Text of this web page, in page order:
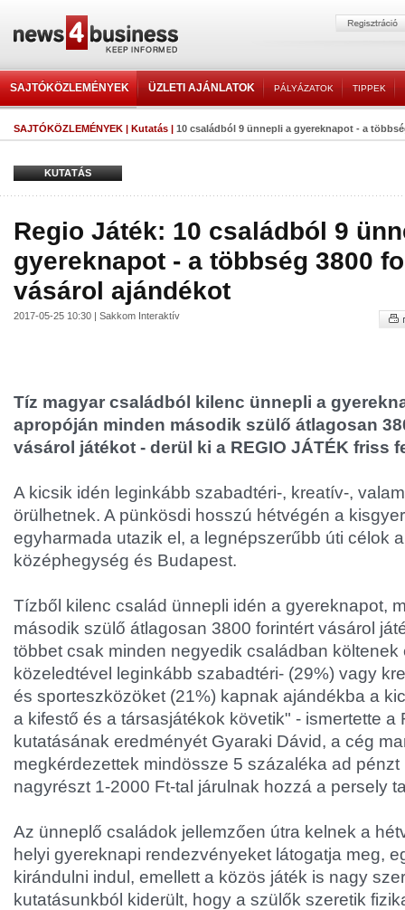
SAJTÓKÖZLEMÉNYEK ÜZLETI AJÁNLATOK PÁLYÁZATOK TIPPEK
SAJTÓKÖZLEMÉNYEK | Kutatás | 10 családból 9 ünnepli a gyereknapot - a
KUTATÁS
Regio Játék: 10 családból 9
gyereknapot - a többség 3800
vásárol ajándékot
2017-05-25 10:30 | Sakkom Interaktív
Tíz magyar családból kilenc ünnepli a
apropóján minden második szülő átlagosan
vásárol játékot - derül ki a REGIO JÁTÉK friss
A kicsik idén leginkább szabadtéri-, kreatív-,
örülhetnek. A pünkösdi hosszú hétvégén a
egyharmada utazik el, a legnépszerűbb úti célok
középhegység és Budapest.
Tízből kilenc család ünnepli idén a gyereknapot,
második szülő átlagosan 3800 forintért vásárol
többet csak minden negyedik családban költenek
közeledtével leginkább szabadtéri- (29%) vagy
és sporteszközöket (21%) kapnak ajándékba a
a kifestő és a társasjátékok követik" - ismertette a
kutatásának eredményét Gyaraki Dávid, a cég
megkérdezettek mindössze 5 százaléka ad
nagyrészt 1-2000 Ft-tal járulnak hozzá a persely
Az ünneplő családok jellemzően útra kelnek a
helyi gyereknapi rendezvényeket látogatja meg,
kirándulni indul, emellett a közös játék is nagy
kutatásunkból kiderült, hogy a szülők szeretik